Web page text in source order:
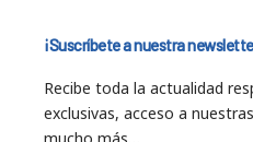
¡Suscríbete a nuestra
Recibe toda la actualidad
exclusivas, acceso a